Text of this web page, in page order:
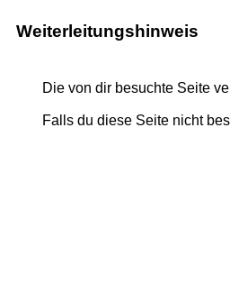
Weiterleitungshinweis
Die von dir besuchte Seite
Falls du diese Seite nicht